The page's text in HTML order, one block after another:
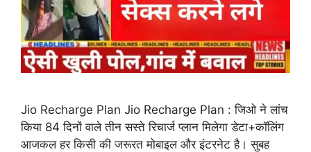
Jio Recharge Plan Jio Recharge Plan : जिओ ने लांच
किया 84 दिनों वाले तीन सस्ते रिचार्ज प्लान मिलेगा डेटा+कॉलिंग
आजकल हर किसी की जरूरत मोबाइल और इंटरनेट है। सुबह